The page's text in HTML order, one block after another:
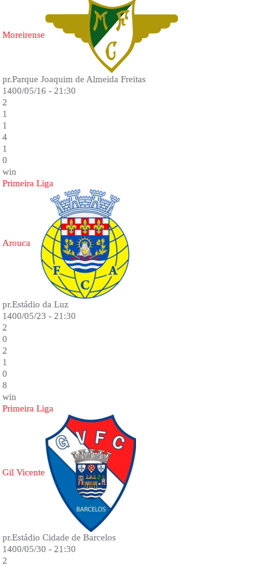
Moreirense
pr.Parque Joaquim de Almeida Freitas
1400/05/16 - 21:30
2
1
1
4
1
0
win
Primeira Liga
Arouca
pr.Estádio da Luz
1400/05/23 - 21:30
2
0
2
1
0
8
win
Primeira Liga
Gil Vicente
pr.Estádio Cidade de Barcelos
1400/05/30 - 21:30
2